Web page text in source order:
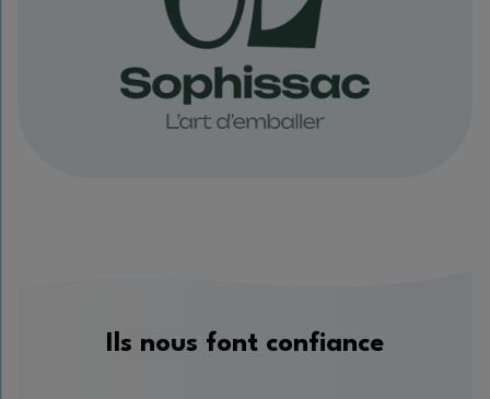
Ils nous font confiance